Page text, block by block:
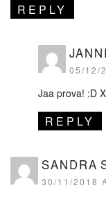
REPLY
JANNI
05/12/
Jaa prova! :D
REPLY
SANDRA
30/11/2018